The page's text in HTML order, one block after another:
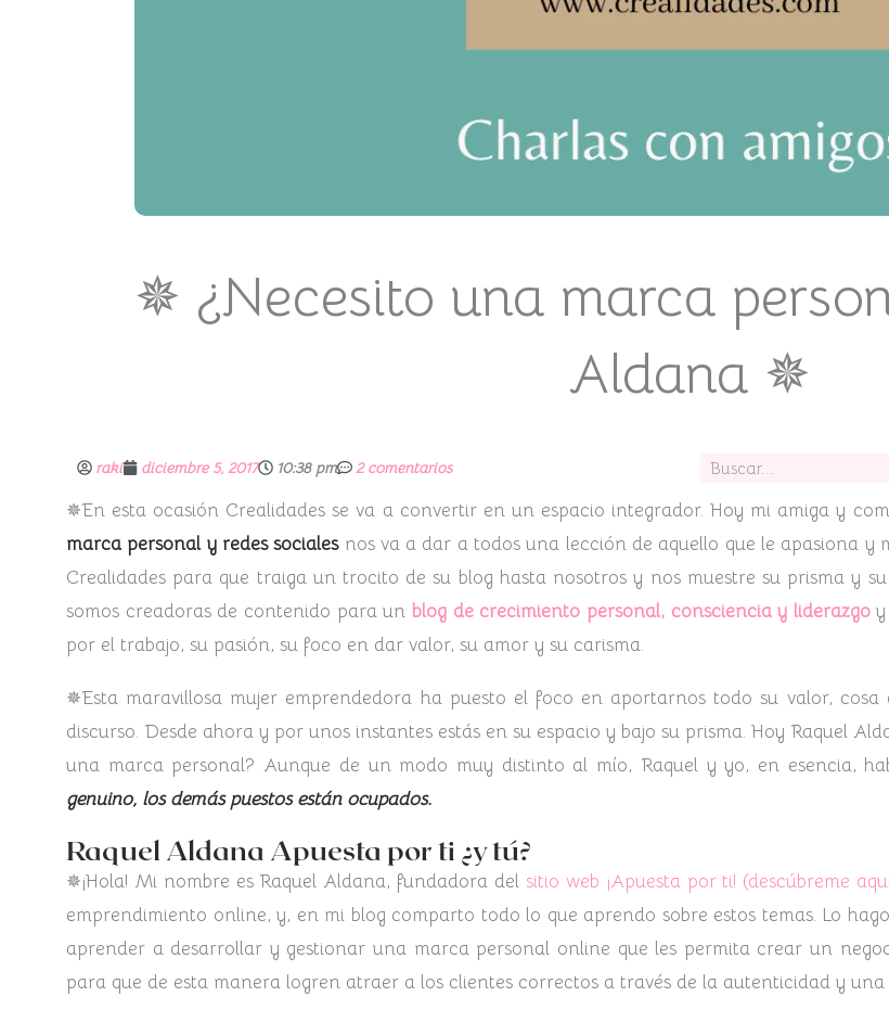
✵ ¿Necesito una marca
Aldana ✵
raki diciembre 5, 2017 10:38 pm 2 comentarios Buscar
✵En esta ocasión Crealidades se va a convertir en un espacio integrador. Hoy mi amiga y
marca personal y redes socialesnos va a dar a todos una lección de aquello que le apasiona y
Crealidades para que traiga un trocito de su blog hasta nosotros y nos muestre su prisma y
somos creadoras de contenido para un blog de crecimiento personal, consciencia y liderazgoy
por el trabajo, su pasión, su foco en dar valor, su amor y su carisma.
✵Esta maravillosa mujer emprendedora ha puesto el foco en aportarnos todo su valor,
discurso. Desde ahora y por unos instantes estás en su espacio y bajo su prisma. Hoy Raquel
una marca personal? Aunque de un modo muy distinto al mío, Raquel y yo, en esencia,
genuino, los demás puestos están ocupados.
Raquel Aldana Apuesta por ti ¿y tú?
✵¡Hola! Mi nombre es Raquel Aldana, fundadora del sitio web ¡Apuesta por ti! (descúbreme
emprendimiento online​, y, en mi blog comparto todo lo que aprendo sobre estos temas. Lo
aprender a desarrollar y gestionar una marca personal online que les permita crear un
para que de esta manera logren atraer a los clientes correctos a través de la autenticidad y